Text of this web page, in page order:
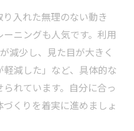
入れた無理のない動き
ニングも人気です。利用
減少し、見た目が大きく
減した」など、具体的な
れています。自分に合っ
くりを着実に進めましょ